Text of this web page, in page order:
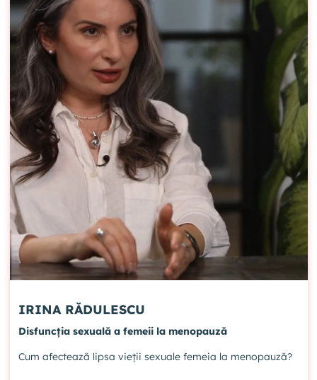
IRINA RĂDULESCU
Disfuncția sexuală a femeii la menopauză
Cum afectează lipsa vieții sexuale femeia la menopauză?